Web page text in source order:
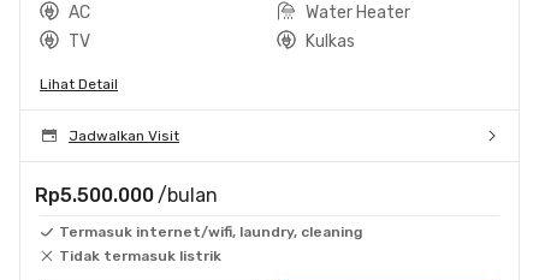
AC
Water Heater
TV
Kulkas
Lihat Detail
Jadwalkan Visit
Rp5.500.000 /bulan
Termasuk internet/wifi, laundry, cleaning
Tidak termasuk listrik